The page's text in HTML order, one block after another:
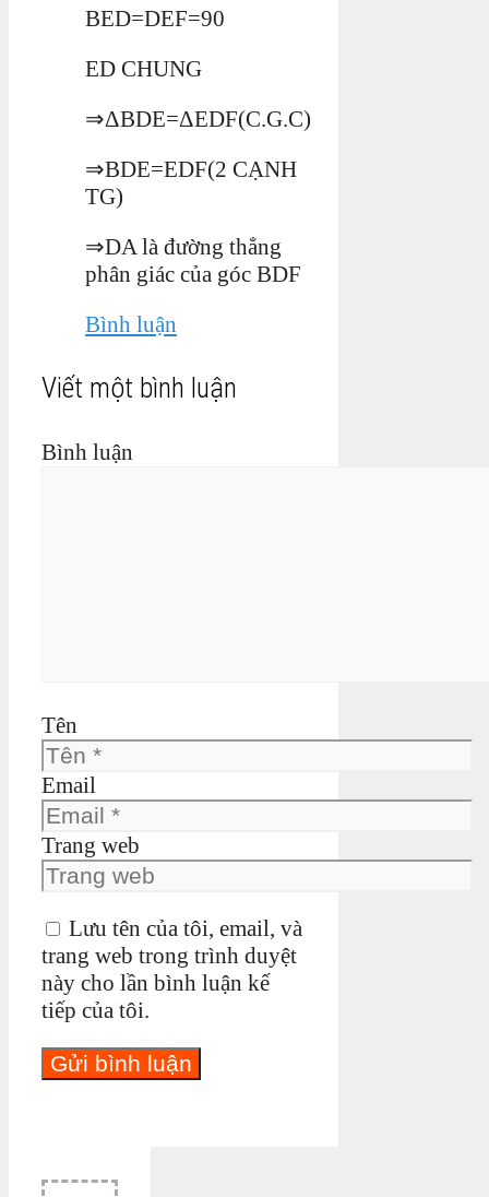
BED=DEF=90
ED CHUNG
⇒ΔBDE=ΔEDF(C.G.C)
⇒BDE=EDF(2 CẠNH
TG)
⇒DA là đường thẳng
phân giác của góc BDF
Bình luận
Viết một bình luận
Bình luận
Tên
Email
Trang web
Lưu tên của tôi, email, và
trang web trong trình duyệt
này cho lần bình luận kế
tiếp của tôi.